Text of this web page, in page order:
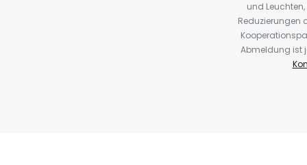
und
Reduzierungen
Abmeldung ist